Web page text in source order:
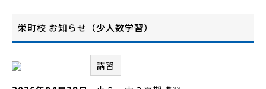
栄町校 お知らせ（少人数学習）
講習